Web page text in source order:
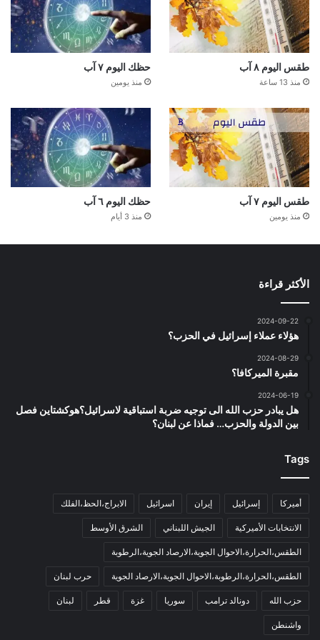
طقس اليوم ٨ آب
منذ 13 ساعة
حظك اليوم ٧ آب
منذ يومين
طقس اليوم ٧ آب
منذ يومين
حظك اليوم ٦ آب
منذ 3 أيام
الأكثر قراءة
2024-09-22
هؤلاء عملاء إسرائيل في الحزب؟
2024-08-29
مقبرة الميركافا؟
2024-06-19
هل يبادر حزب الله الى توجيه ضربة استباقية لاسرائيل؟هوكشتاين فصل
بين الدولة والحزب… فماذا عن لبنان؟
Tags
أميركا إسرائيل إيران اسرائيل الابراج،الحظ،الفلك
الانتخابات الأميركية الجيش اللبناني الشرق الأوسط
الطقس،الحرارة،الاحوال الجوية،الارصاد الجوية،الرطوبة
الطقس،الحرارة،الرطوبة،الاحوال الجوية،الارصاد الجوية حرب لبنان
حزب الله دونالد ترامب سوريا غزة قطر لبنان
واشنطن